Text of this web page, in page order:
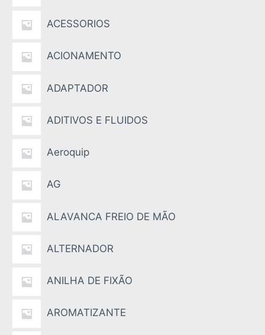
ACESSORIOS
ACIONAMENTO
ADAPTADOR
ADITIVOS E FLUIDOS
Aeroquip
AG
ALAVANCA FREIO DE MÃO
ALTERNADOR
ANILHA DE FIXÃO
AROMATIZANTE